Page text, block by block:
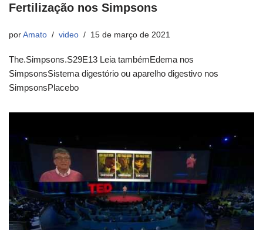
Fertilização nos Simpsons
por Amato video 15 de março de 2021
The.Simpsons.S29E13 Leia tambémEdema nos
SimpsonsSistema digestório ou aparelho digestivo nos
SimpsonsPlacebo